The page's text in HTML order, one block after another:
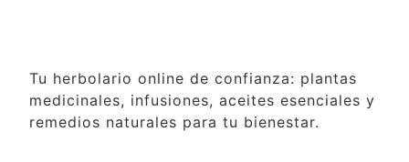
Tu herbolario online de confianza: plantas
medicinales, infusiones, aceites esenciales y
remedios naturales para tu bienestar.